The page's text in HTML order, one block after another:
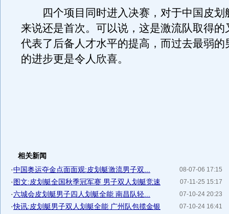
四个项目同时进入决赛，对于中国皮划
来说还是首次。可以说，这是激流队取得的
代表了后备人才水平的提高，而过去最弱的
的进步更是令人欣喜。
相关新闻
08-07-06 17:15
·中国奥运夺金点面面观:皮划艇激流男子双...
07-11-25 15:17
·图文:皮划艇全国秋季冠军赛 男子双人划艇竞速
07-10-24 20:23
·六城会皮划艇男子四人划艇全能 南昌队轻...
07-10-24 16:41
·快讯:皮划艇男子双人划艇全能 广州队包揽金银